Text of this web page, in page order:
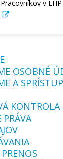
v EHP
OSOBNÉ
A
KONTROLA